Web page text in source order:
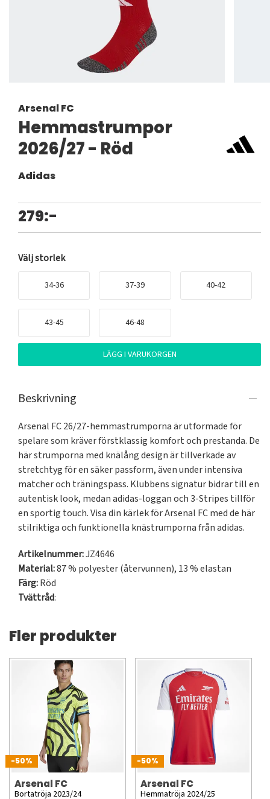
Arsenal FC
Hemmastrumpor
2026/27 - Röd
Adidas
279:-
Välj storlek
34-36 37-39 40-42
43-45 46-48
LÄGG I VARUKORGEN
Beskrivning
Arsenal FC 26/27-hemmastrumporna är utformade för
spelare som kräver förstklassig komfort och prestanda. De
här strumporna med knälång design är tillverkade av
stretchtyg för en säker passform, även under intensiva
matcher och träningspass. Klubbens signatur bidrar till en
autentisk look, medan adidas-loggan och 3-Stripes tillför
en sportig touch. Visa din kärlek för Arsenal FC med de här
stilriktiga och funktionella knästrumporna från adidas.
Artikelnummer:JZ4646
Material:87 % polyester (återvunnen), 13 % elastan
Färg:Röd
Tvättråd:
Fler produkter
-50%
Arsenal FC
Bortatröja 2023/24
-50%
Arsenal FC
Hemmatröja 2024/25